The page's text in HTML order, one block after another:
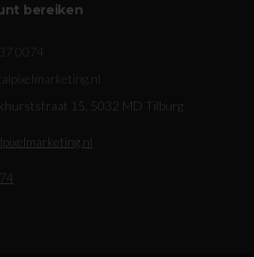
bereiken
0074
15, 5032 MD Tilburg